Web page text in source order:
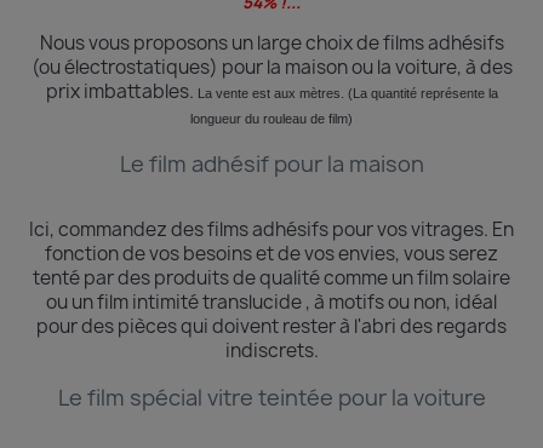
Nous vous proposons un large choix de films adhésifs
(ou électrostatiques) pour la maison ou la voiture, à des
prix imbattables. La vente est aux mètres. (La quantité représentela
longueur du rouleau de film)
Le film adhésif pour la maison
Ici, commandez des films adhésifs pour vos vitrages. En
fonction de vos besoins et de vos envies, vous serez
tenté par des produits de qualité comme un film solaire
ou un film intimité translucide , à motifs ou non, idéal
pour des pièces qui doivent rester à l'abri des regards
indiscrets.
Le film spécial vitre teintée pour la voiture